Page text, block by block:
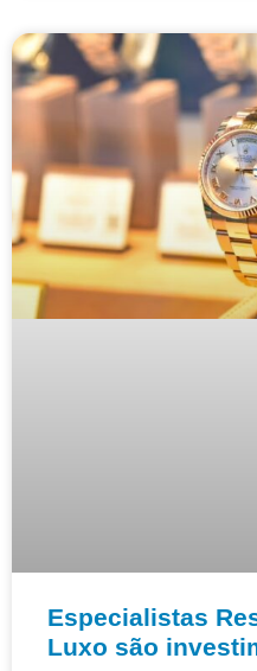
Especialistas
Luxo são